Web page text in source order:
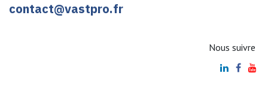
contact@vastpro.fr
Nous suivre